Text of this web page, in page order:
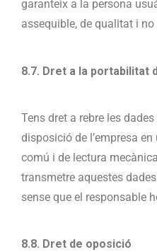
garanteix a la persona
assequible, de qualitat i
8.7. Dret a la portabilitat
Tens dret a rebre les
disposició de l’empresa
comú i de lectura
transmetre aquestes
sense que el responsable
8.8. Dret de oposició